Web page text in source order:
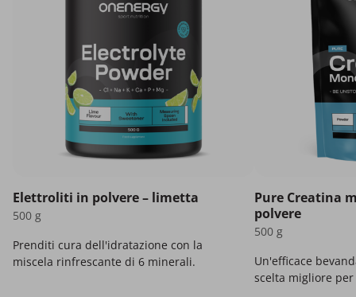
Elettroliti in polvere – limetta
500 g
Prenditi cura dell'idratazione con la
miscela rinfrescante di 6 minerali.
Pure Creatina
polvere
500 g
Un'efficace
scelta migliore